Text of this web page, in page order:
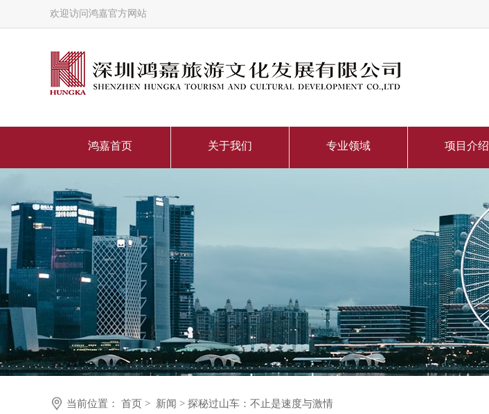
欢迎访问鸿嘉官方网站
鸿嘉首页 关于我们 专业领域 项目介绍
当前位置： 首页 > 新闻 > 探秘过山车：不止是速度与激情